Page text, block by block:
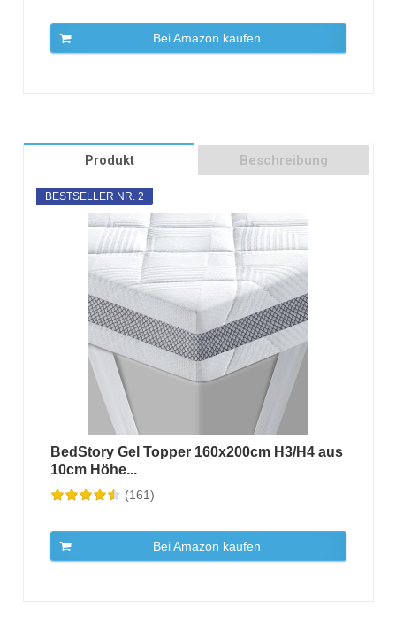
Bei Amazon kaufen
Produkt Beschreibung
BESTSELLER NR. 2
BedStory Gel Topper 160x200cm H3/H4 aus
10cm Höhe...
(161)
Bei Amazon kaufen